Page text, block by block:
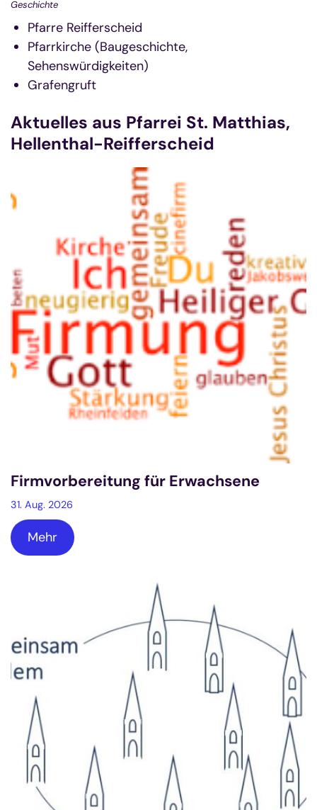
Geschichte
Pfarre Reifferscheid
Pfarrkirche (Baugeschichte,
Sehenswürdigkeiten)
Grafengruft
Aktuelles aus Pfarrei St. Matthias,
Hellenthal-Reifferscheid
Firmvorbereitung für Erwachsene
31. Aug. 2026
Mehr